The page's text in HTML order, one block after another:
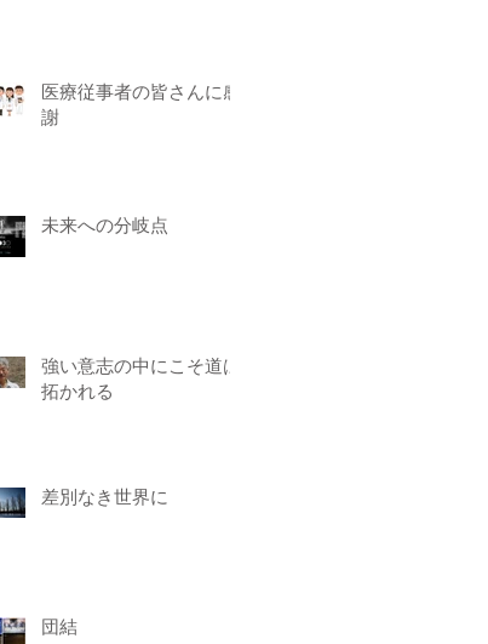
医療従事者の皆さんに感
謝
未来への分岐点
強い意志の中にこそ道は
拓かれる
差別なき世界に
団結